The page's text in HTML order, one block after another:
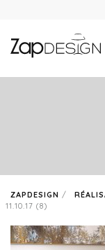
ZAPDESIGN /
11.10.17 (8)